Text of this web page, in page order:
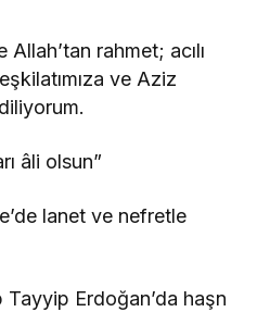
rahmet; acılı
ve Aziz
âli olsun”
lanet ve nefretle
Tayyip Erdoğan’da haşn